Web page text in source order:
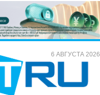
6 АВГУСТА 2026